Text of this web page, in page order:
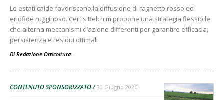
Le estati calde favoriscono la diffusione di ragnetto rosso ed
eriofide rugginoso. Certis Belchim propone una strategia flessibile
che alterna meccanismi d’azione differenti per garantire efficacia,
persistenza e residui ottimali
Di Redazione Orticoltura -
CONTENUTO SPONSORIZZATO 30 Giugno 2026